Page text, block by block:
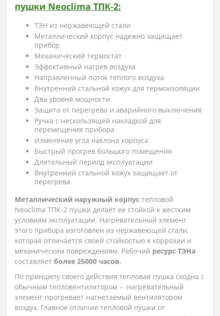
пушки Neoclima ТПК-2:
ТЭН из нержавеющей стали
Металлический корпус надежно защищает
прибор
Механический термостат
Эффективный нагрев воздуха
Направленный поток теплого воздуха
Внутренний стальной кожух для термоизоляции
Два уровня мощности
Защита от перегрева и аварийного выключения
Ручка с нескользящей накладкой для
перемещения прибора
Изменение угла наклона корпуса
Быстрый прогрев большого помещения
Длительный период эксплуатации
Внутренний стальной кожух защищает от
перегрева
Металлический наружный корпус тепловой
Neoclima ТПК-2 пушки делает ее стойкой к жестким
условиям эксплуатации. Нагревательный элемент
этого прибора изготовлен из нержавеющей стали,
которая отличается своей стойкостью к коррозии и
механическим повреждениям. Рабочий ресурс ТЭНа
составляет более 25000 часов.
По принципу своего действия тепловая пушка сходна с
обычным тепловентилятором – нагревательный
элемент прогревает нагнетаемый вентилятором
воздух. Главное отличие тепловой пушки от